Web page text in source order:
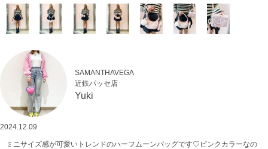
SAMANTHAVEGA
近鉄パッセ店
Yuki
2024.12.09
ミニサイズ感が可愛いトレンドのハーフムーンバッグです♡ピンクカラーなの